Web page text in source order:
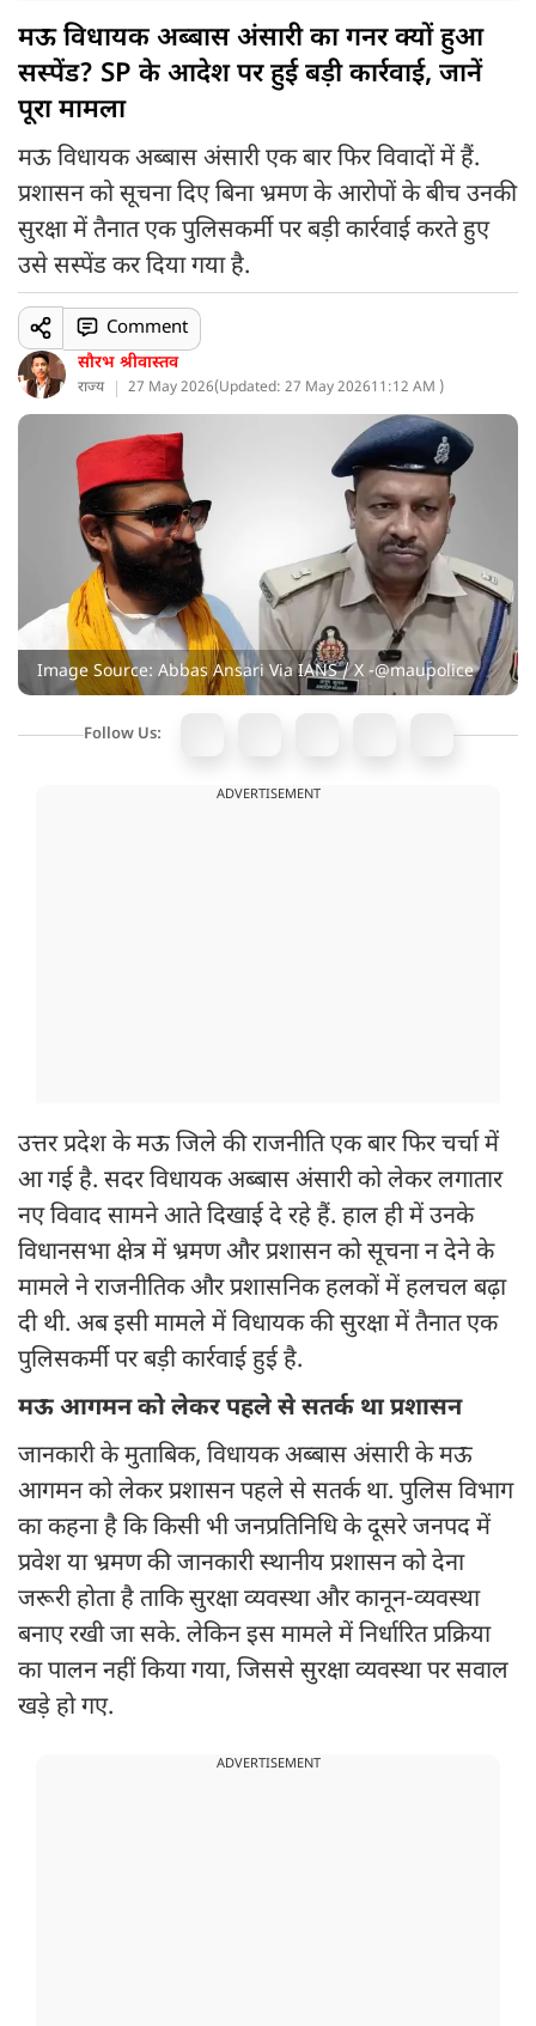
मऊ विधायक अब्बास अंसारी का गनर क्यों हुआ
सस्पेंड? SP के आदेश पर हुई बड़ी कार्रवाई, जानें
पूरा मामला
मऊ विधायक अब्बास अंसारी एक बार फिर विवादों में हैं.
प्रशासन को सूचना दिए बिना भ्रमण के आरोपों के बीच उनकी
सुरक्षा में तैनात एक पुलिसकर्मी पर बड़ी कार्रवाई करते हुए
उसे सस्पेंड कर दिया गया है.
सौरभ श्रीवास्तव
राज्य 27 May 2026(Updated: 27 May 202611:12 AM )
Comment
Image Source: Abbas Ansari Via IANS / X -@maupolice
Follow Us:
ADVERTISEMENT
उत्तर प्रदेश के मऊ जिले की राजनीति एक बार फिर चर्चा में
आ गई है. सदर विधायक अब्बास अंसारी को लेकर लगातार
नए विवाद सामने आते दिखाई दे रहे हैं. हाल ही में उनके
विधानसभा क्षेत्र में भ्रमण और प्रशासन को सूचना न देने के
मामले ने राजनीतिक और प्रशासनिक हलकों में हलचल बढ़ा
दी थी. अब इसी मामले में विधायक की सुरक्षा में तैनात एक
पुलिसकर्मी पर बड़ी कार्रवाई हुई है.
मऊ आगमन को लेकर पहले से सतर्क था प्रशासन
जानकारी के मुताबिक, विधायक अब्बास अंसारी के मऊ
आगमन को लेकर प्रशासन पहले से सतर्क था. पुलिस विभाग
का कहना है कि किसी भी जनप्रतिनिधि के दूसरे जनपद में
प्रवेश या भ्रमण की जानकारी स्थानीय प्रशासन को देना
जरूरी होता है ताकि सुरक्षा व्यवस्था और कानून-व्यवस्था
बनाए रखी जा सके. लेकिन इस मामले में निर्धारित प्रक्रिया
का पालन नहीं किया गया, जिससे सुरक्षा व्यवस्था पर सवाल
खड़े हो गए.
ADVERTISEMENT